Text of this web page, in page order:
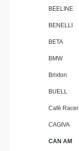
BEELINE
BENELLI
BETA
BMW
Brixton
BUELL
Cafè Racer
CAGIVA
CAN AM